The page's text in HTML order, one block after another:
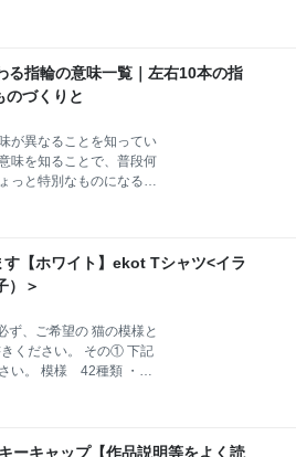
作家ivyさんに教わる、
作り方を教えていただき
もぴったりな32cm角の
る指輪の意味一覧｜左右10本の指
づくりと
が異なることを知ってい
味を知ることで、普段何
っと特別なものになるか
・左手の指それぞれに込
月といった指輪のモチー
。【ホワイト】ekot Tシャツ<イラ
）＞
ず、ご希望の 猫の模様と
ください。 その① 下記
い。 模様 42種類 ・ト
トビ柄 グレーぶち ・
全身 シロ ・全身 クリー
ーキャップ【作品説明等をよく読